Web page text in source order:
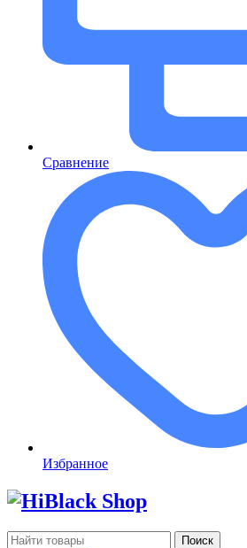
Сравнение
Избранное
Поиск